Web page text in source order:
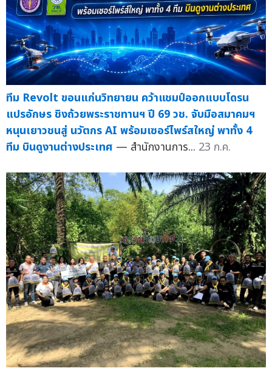
ทีม Revolt ขอนแก่นวิทยายน คว้าแชมป์ออกแบบโดรน
แปรอักษร ชิงถ้วยพระราชทานฯ ปี 69 วช. จับมือสมาคมฯ
หนุนเยาวชนสู่ นวัตกร AI พร้อมเซอร์ไพร์สใหญ่ พาทั้ง 4
ทีม บินดูงานต่างประเทศ — สำนักงานการ... 23 ก.ค.